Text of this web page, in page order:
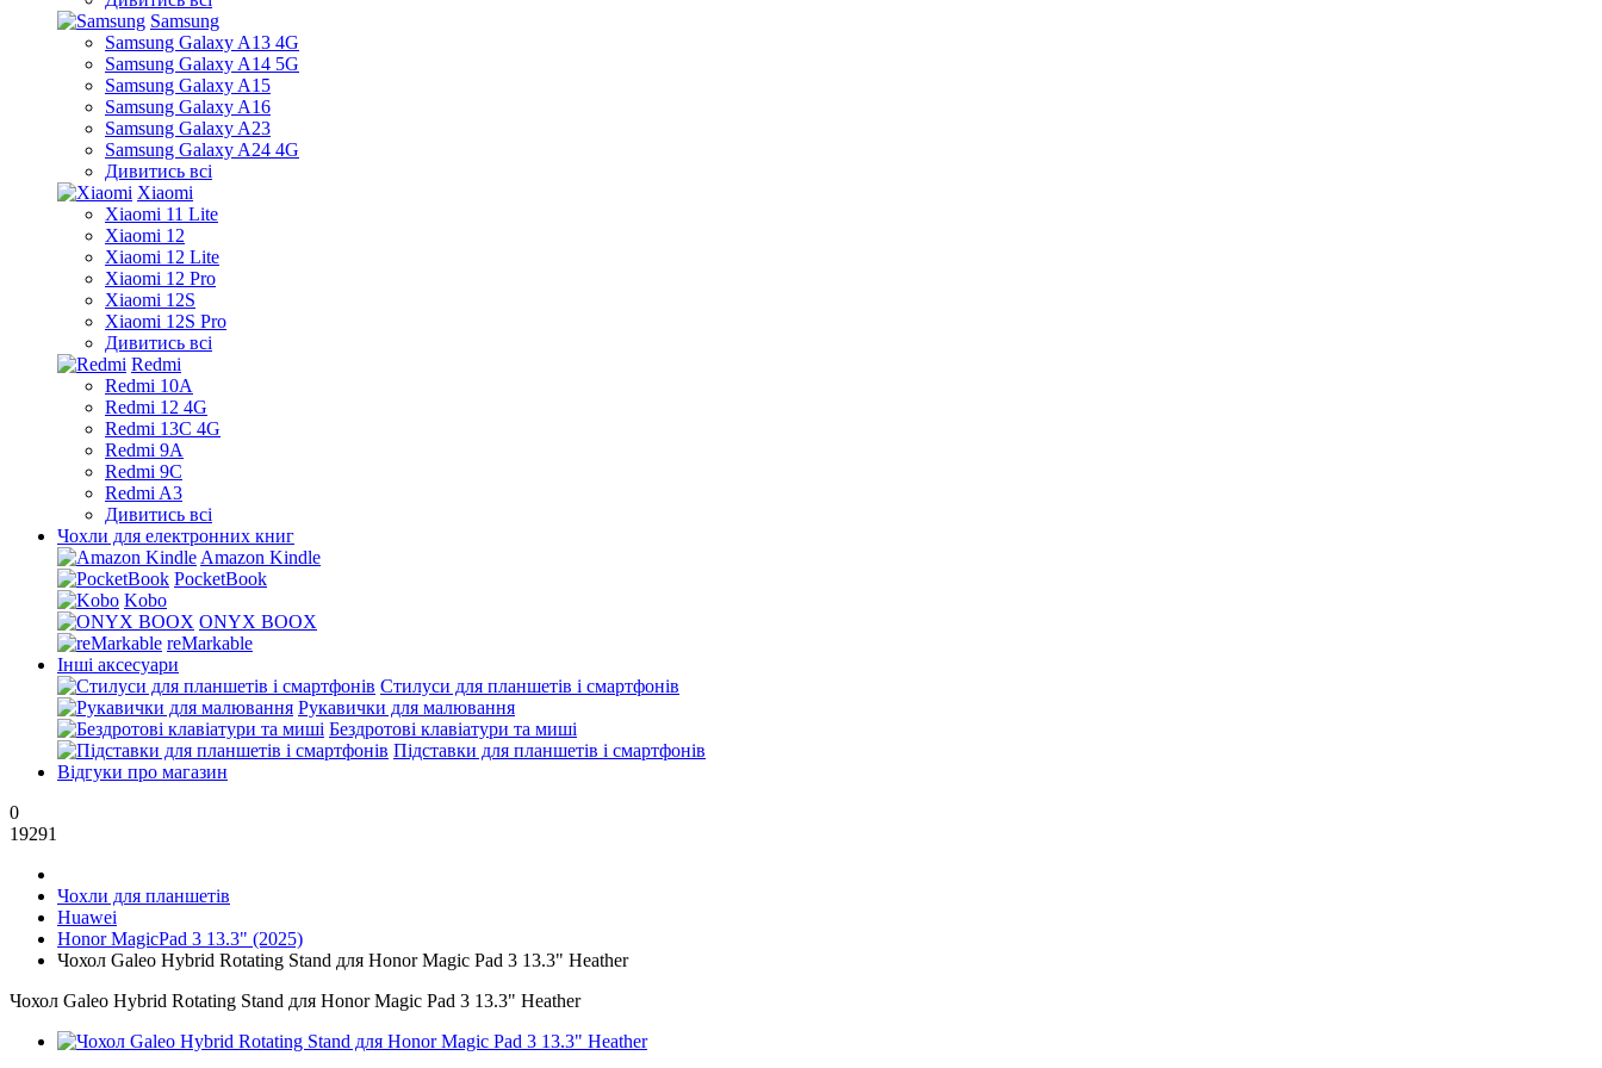
Samsung
Samsung Galaxy A13 4G
Samsung Galaxy A14 5G
Samsung Galaxy A15
Samsung Galaxy A16
Samsung Galaxy A23
Samsung Galaxy A24 4G
Дивитись всі
Xiaomi
Xiaomi 11 Lite
Xiaomi 12
Xiaomi 12 Lite
Xiaomi 12 Pro
Xiaomi 12S
Xiaomi 12S Pro
Дивитись всі
Redmi
Redmi 10A
Redmi 12 4G
Redmi 13C 4G
Redmi 9A
Redmi 9C
Redmi A3
Дивитись всі
Чохли для електронних книг
Amazon Kindle
PocketBook
Kobo
ONYX BOOX
reMarkable
Інші аксесуари
Стилуси для планшетів і смартфонів
Рукавички для малювання
Бездротові клавіатури та миші
Підставки для планшетів і смартфонів
Відгуки про магазин
0
19291
Чохли для планшетів
Huawei
Honor MagicPad 3 13.3" (2025)
Чохол Galeo Hybrid Rotating Stand для Honor Magic Pad 3 13.3" Heather
Чохол Galeo Hybrid Rotating Stand для Honor Magic Pad 3 13.3" Heather